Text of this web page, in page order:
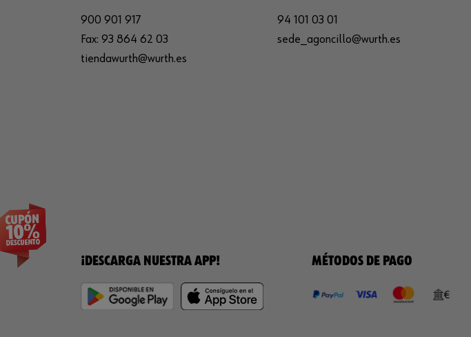
900 901 917
Fax: 93 864 62 03
tiendawurth@wurth.es
94 101 03 01
sede_agoncillo@wurth.es
¡DESCARGA NUESTRA APP! MÉTODOS DE PAGO